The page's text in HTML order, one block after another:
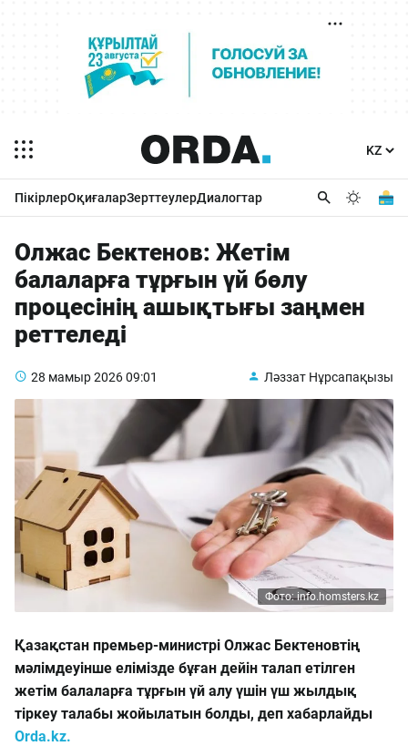
ПікірлерОқиғаларЗерттеулерДиалогтар
Олжас Бектенов: Жетім
балаларға тұрғын үй бөлу
процесінің ашықтығы заңмен
реттеледі
28 мамыр 202609:01 Ләззат Нұрсапақызы
Фото: info.homsters.kz
Қазақстан премьер-министрі Олжас Бектеновтің
мәлімдеуінше елімізде бұған дейін талап етілген
жетім балаларға тұрғын үй алу үшін үш жылдық
тіркеу талабы жойылатын болды, деп хабарлайды
Orda.kz.